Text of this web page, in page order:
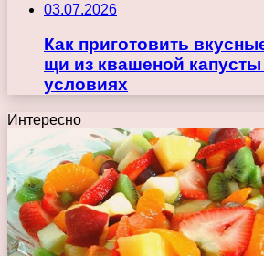
03.07.2026
Как приготовить
щи из квашеной
условиях
Интересно